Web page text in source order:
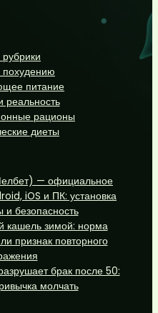
рубрики
похудению
питание
рационы
диеты
— официальное
iOS и ПК: установка
и безопасность
кашель зимой: норма
признак повторного
брак после 50:
молчать